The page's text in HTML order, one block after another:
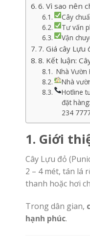
6. Vì sao nên
Cây
Tư vấn
Vận
7. Giá cây
8. Kết luận:
Nhà Vườn
Nhà
Hotline
đặt
234
1. Giới
Cây Lựu đỏ
2 – 4 mét, tán lá
thanh hoặc hơi
Trong dân gian,
hạnh phúc.